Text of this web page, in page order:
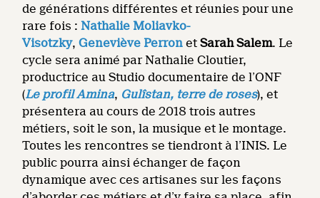
de générations différentes et réunies pour une
rare fois : Nathalie Moliavko-
Visotzky, Geneviève Perron et Sarah Salem. Le
cycle sera animé par Nathalie Cloutier,
productrice au Studio documentaire de l’ONF
(Le profil Amina, Gulîstan, terre de roses), et
présentera au cours de 2018 trois autres
métiers, soit le son, la musique et le montage.
Toutes les rencontres se tiendront à l’INIS. Le
public pourra ainsi échanger de façon
dynamique avec ces artisanes sur les façons